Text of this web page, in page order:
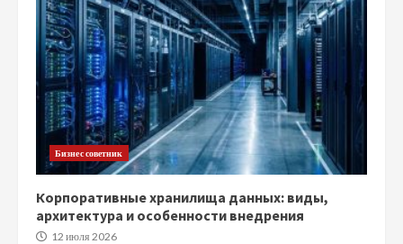
Бизнес советник
Корпоративные хранилища данных: виды,
архитектура и особенности внедрения
12 июля 2026